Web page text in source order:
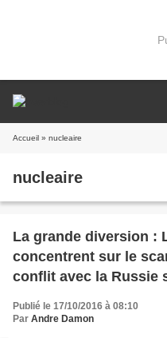
Accueil » nucleaire
nucleaire
La grande diversion :
concentrent sur le
conflit avec la Russie
Publié le 17/10/2016 à 08:10
Par Andre Damon